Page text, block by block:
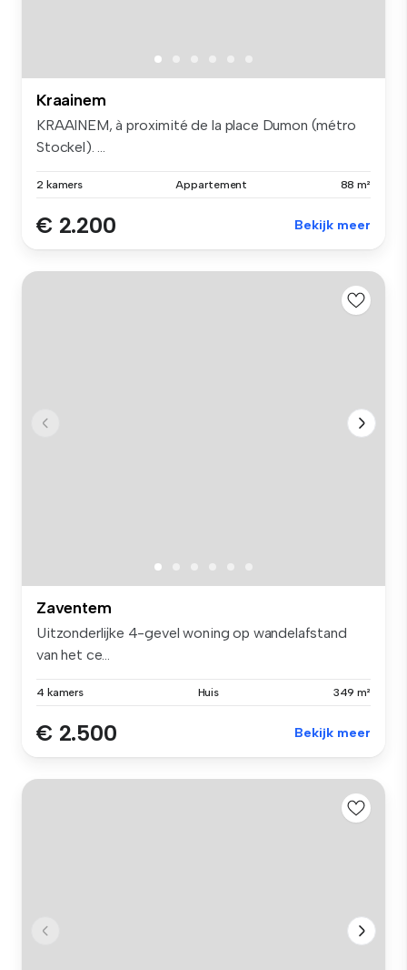
Kraainem
KRAAINEM, à proximité de la place Dumon (métro
Stockel). ...
2 kamers Appartement 88 m²
€ 2.200 Bekijk meer
Zaventem
Uitzonderlijke 4-gevel woning op wandelafstand
van het ce...
4 kamers Huis 349 m²
€ 2.500 Bekijk meer